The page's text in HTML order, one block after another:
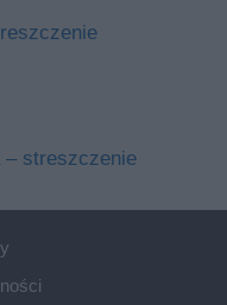
– streszczenie